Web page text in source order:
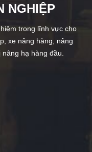
NGHIỆP
trong lĩnh vực cho
xe nâng hàng, nâng
hạ hàng đầu.